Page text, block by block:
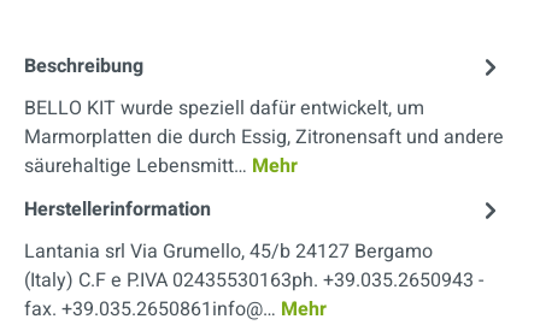
Beschreibung
BELLO KIT wurde speziell dafür entwickelt, um
Marmorplatten die durch Essig, Zitronensaft und andere
säurehaltige Lebensmitt… Mehr
Herstellerinformation
Lantania srl Via Grumello, 45/b 24127 Bergamo
(Italy) C.F e P.IVA 02435530163ph. +39.035.2650943 -
fax. +39.035.2650861info@… Mehr